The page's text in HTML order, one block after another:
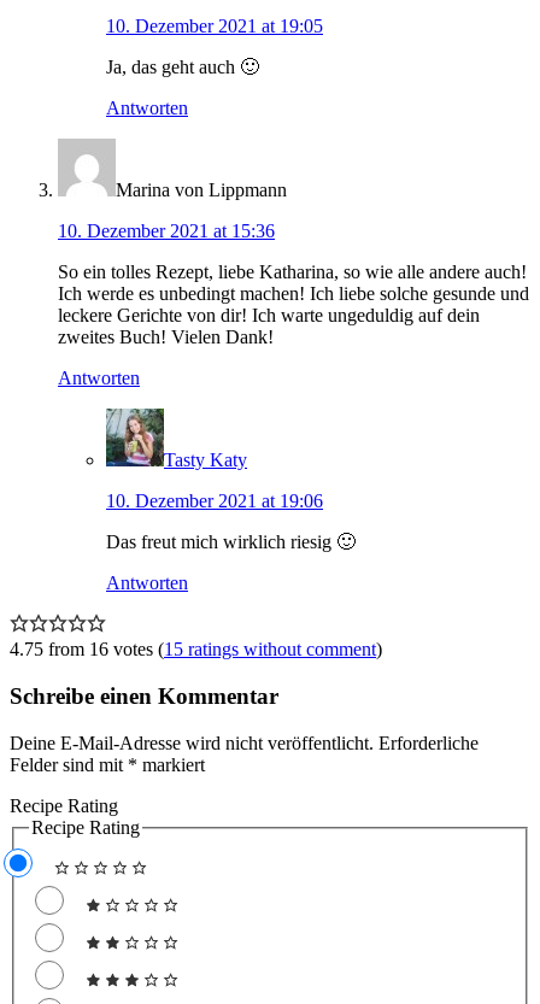
10. Dezember 2021 at 19:05
Ja, das geht auch 🙂
Antworten
Marina von Lippmann
10. Dezember 2021 at 15:36
So ein tolles Rezept, liebe Katharina, so wie alle andere auch!
Ich werde es unbedingt machen! Ich liebe solche gesunde und
leckere Gerichte von dir! Ich warte ungeduldig auf dein
zweites Buch! Vielen Dank!
Antworten
Tasty Katy
10. Dezember 2021 at 19:06
Das freut mich wirklich riesig 🙂
Antworten
4.75 from 16 votes (15 ratings without comment)
Schreibe einen Kommentar
Deine E-Mail-Adresse wird nicht veröffentlicht. Erforderliche
Felder sind mit * markiert
Recipe Rating
Recipe Rating